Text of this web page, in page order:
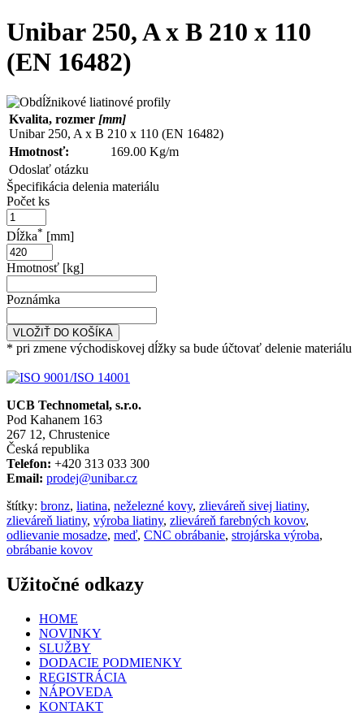
Unibar 250, A x B 210 x 110
(EN 16482)
Kvalita, rozmer [mm]
Unibar 250, A x B 210 x 110 (EN 16482)
Hmotnosť:
169.00 Kg/m
Odoslať otázku
Špecifikácia delenia materiálu
Počet ks
Dĺžka* [mm]
Hmotnosť [kg]
Poznámka
VLOŽIŤ DO KOŠÍKA
* pri zmene východiskovej dĺžky sa bude účtovať delenie materiálu
UCB Technometal, s.r.o.
Pod Kahanem 163
267 12, Chrustenice
Česká republika
Telefon: +420 313 033 300
Email: prodej@unibar.cz
štítky: bronz, liatina, neželezné kovy, zlieváreň sivej liatiny,
zlieváreň liatiny, výroba liatiny, zlieváreň farebných kovov,
odlievanie mosadze, meď, CNC obrábanie, strojárska výroba,
obrábanie kovov
Užitočné odkazy
HOME
NOVINKY
SLUŽBY
DODACIE PODMIENKY
REGISTRÁCIA
NÁPOVEDA
KONTAKT